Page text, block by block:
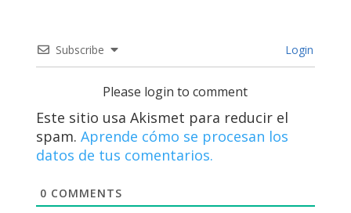
Subscribe Login
Please login to comment
Este sitio usa Akismet para reducir el
spam. Aprende cómo se procesan los
datos de tus comentarios.
0 COMMENTS